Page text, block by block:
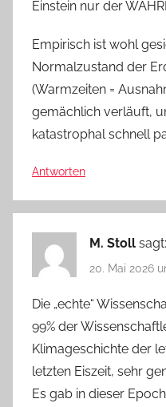
Einstein nur der
Empirisch ist wohl
Normalzustand der
(Warmzeiten =
gemächlich verläuft,
katastrophal schnell
Antworten
M. Stoll sagt:
20. Mai 2026
Die „echte“
99% der
Klimageschichte der
letzten Eiszeit, sehr
Es gab in dieser